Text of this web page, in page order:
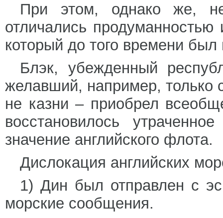
При этом, однако же,
отличались
который до того времени
Блэк, убежденный
желавший, например, только
не казни – приобрел
восстановилось
значение английского флота.
Дислокация английских
1) Дин был отправлен с
морские сообщения.